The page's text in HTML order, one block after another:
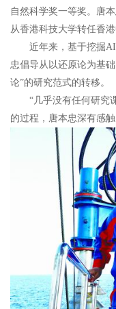
自然科学奖一等奖。唐
从香港科技大学转任香
近年来，基于挖掘AIE
忠倡导从以还原论为基
论”的研究范式的转移。
“几乎没有任何研究课
的过程，唐本忠深有感